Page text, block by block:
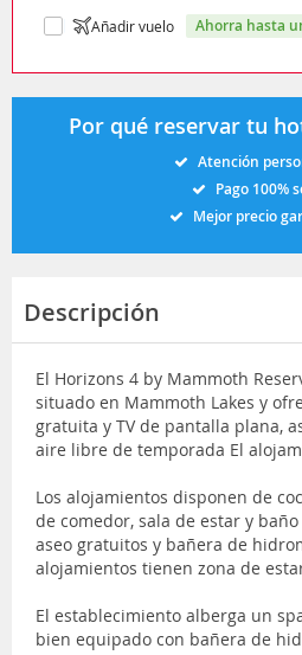
Añadir vuelo ahorra hasta
Por qué reservar tu
Atención
Pago 100%
Mejor precio
Descripción
El Horizons 4 by Mammoth
situado en Mammoth Lakes y
gratuita y TV de pantalla plana,
aire libre de temporada El
Los alojamientos disponen de
de comedor, sala de estar y
aseo gratuitos y bañera de
alojamientos tienen zona de
El establecimiento alberga un
bien equipado con bañera de